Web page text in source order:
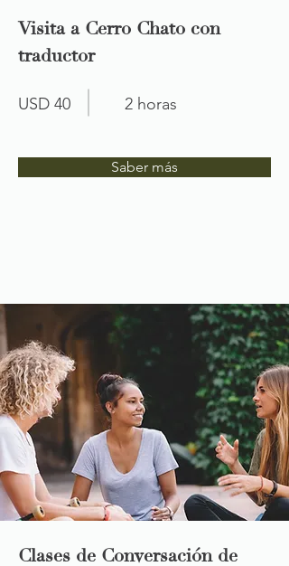
Visita a Cerro Chato con
traductor
USD 40 2 horas
Saber más
Clases de Conversación de